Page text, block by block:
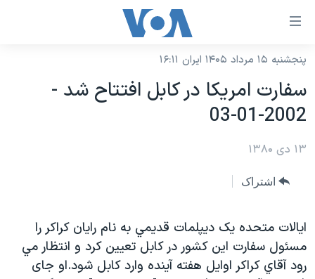
لینکهای
دسترسی
جهش
محتوای
اصلی
اصلی
جهش
به
جستجو
نسخه سبک وب‌سایت
موضوع ها
ایران
آمریکا
ورزشی
گزیده‌ها
برنامه های تلویزیونی
جدول برنامه ها
جام جهانی ۲۰۲۶
عملیات خشم حماسی
فرکانس‌های صدای آمریکا
پخش رادیویی
پنجشنبه ۱۵ مرداد ۱۴۰۵ ایران ۱۶:۱۱
سفارت امريکا در کابل افتتاح شد -
2002-01-03
۱۳ دی ۱۳۸۰
اشتراک
ايالات متحده يک ديپلمات قديمي به نام رايان کراکر را
مسئول سفارت اين کشور در کابل تعيين کرد و انتظار مي
رود آقاي کراکر اوايل هفته آينده وارد کابل شود.او جای